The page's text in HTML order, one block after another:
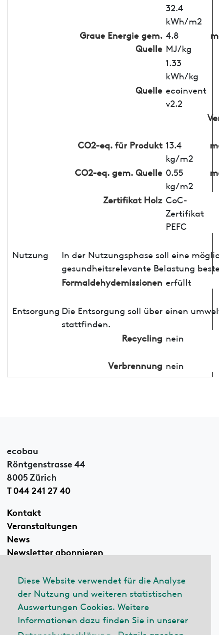
Diese Website verwendet für die Analyse
der Nutzung und weiteren statistischen
Auswertungen Cookies. Weitere
Informationen dazu finden Sie in unserer
32.4
kWh/m2
Graue Energie gem.
Quelle
4.8
MJ/kg
1.33
kWh/kg
Quelle ecoinvent
v2.2
CO2-eq. für Produkt 13.4
kg/m2
CO2-eq. gem. Quelle 0.55
kg/m2
Zertifikat Holz CoC-
Zertifikat
PEFC
Nutzung
In der Nutzungsphase soll eine
gesundheitsrelevante Belastung
Formaldehydemissionen erfüllt
Entsorgung Die Entsorgung soll über einen
stattfinden.
Recycling nein
Verbrennung nein
ecobau
Röntgenstrasse 44
8005 Zürich
T 044 241 27 40
Kontakt
Veranstaltungen
News
Newsletter abonnieren
Linkedin